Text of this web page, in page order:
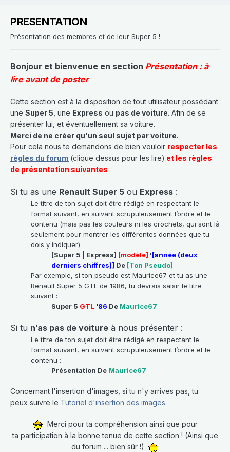
PRESENTATION
Présentation des membres et de leur Super 5 !
Bonjour et bienvenue en section Présentation : à
lire avant de poster
Cette section est à la disposition de tout utilisateur possédant
une Super 5 , une Express ou pas de voiture. Afin de se
présenter lui, et éventuellement sa voiture.
Merci de ne créer qu'un seul sujet par voiture.
Pour cela nous te demandons de bien vouloir respecter les
règles du forum (clique dessus pour les lire) et les règles
de présentation suivantes :
Si tu as une Renault Super 5 ou Express :
Le titre de ton sujet doit être rédigé en respectant le
format suivant, en suivant scrupuleusement l’ordre et le
contenu (mais pas les couleurs ni les crochets, qui sont là
seulement pour montrer les différentes données que tu
dois y indiquer) :
[Super 5 | Express] [modèle] '[année (deux
derniers chiffres)] De [Ton Pseudo]
Par exemple, si ton pseudo est Maurice67 et tu as une
Renault Super 5 GTL de 1986, tu devrais saisir le titre
suivant :
Super 5 GTL '86 De Maurice67
Si tu n’as pas de voiture à nous présenter :
Le titre de ton sujet doit être rédigé en respectant le
format suivant, en suivant scrupuleusement l’ordre et le
contenu :
Présentation De Maurice67
Concernant l'insertion d'images, si tu n'y arrives pas, tu
peux suivre le Tutoriel d'insertion des images.
Merci pour ta compréhension ainsi que pour
ta participation à la bonne tenue de cette section ! (Ainsi que
du forum ... bien sûr !)